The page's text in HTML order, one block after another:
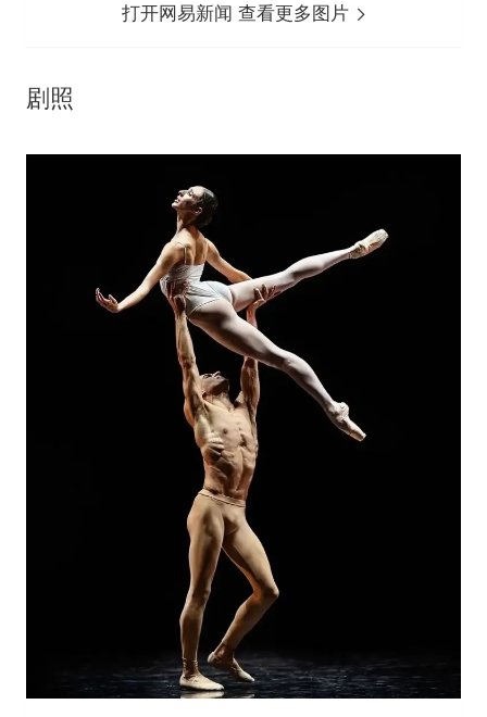
打开网易新闻 查看更多图片
剧照